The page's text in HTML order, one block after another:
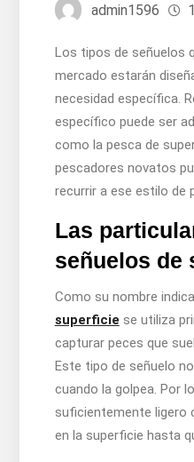
admin1596
Los tipos de señuelos
mercado estarán
necesidad específica.
específico puede ser
como la pesca de
pescadores novatos
recurrir a ese estilo de
Las
señuelos de
Como su nombre
superficie se utiliza
capturar peces que
Este tipo de señuelo
cuando la golpea. Por
suficientemente ligero
en la superficie hasta